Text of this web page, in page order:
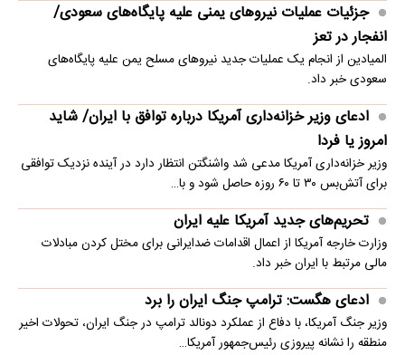
جزئیات عملیات نیروهای یمنی علیه پایگاه‌های سعودی/
انفجار در تعز
المیادین از انجام یک عملیات جدید نیروهای مسلح یمن علیه پایگاه‌های
سعودی خبر داد.
ادعای وزیر خزانه‌داری آمریکا درباره توافق با ایران/ شاید
امروز یا فردا
وزیر خزانه‌داری آمریکا مدعی شد واشنگتن انتظار دارد در آینده نزدیک توافقی
برای آتش‌بس ۳۰ تا ۶۰ روزه حاصل شود و با…
تحریم‌های جدید آمریکا علیه ایران
وزارت خارجه آمریکا از اعمال اقدامات ضدایرانی برای مختل کردن مبادلات
مالی مرتبط با ایران خبر داد.
ادعای هگست: ترامپ جنگ ایران را برد
وزیر جنگ آمریکا، با دفاع از عملکرد دونالد ترامپ در جنگ ایران، تحولات اخیر
منطقه را نشانه پیروزی رئیس‌جمهور آمریکا…